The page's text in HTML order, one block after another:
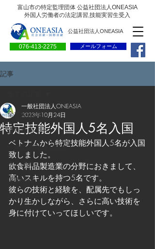
富山市の特定監理団体 公益社団法人ONEASIA
外国人労働者の法定講習,技能実習生受入
076-413-2275
公益社団法人ONEASIA
メールフォーム
記事
全ての記事
会員専用ページ
一般の方向けブログ
求人情報
求職情報
プレリリース
特定技能外国人5名入国
一般社団法人ONEASIA
2023年10月24日
ベトナムから特定技能外国人5名が入国
致しました。
飲食料品製造業の分野におきまして、
高いスキルを持つ5名です。
彼らの技術と経験を、配属先でもしっ
かり生かしながら、さらに高い技術を
身に付けていってほしいです。